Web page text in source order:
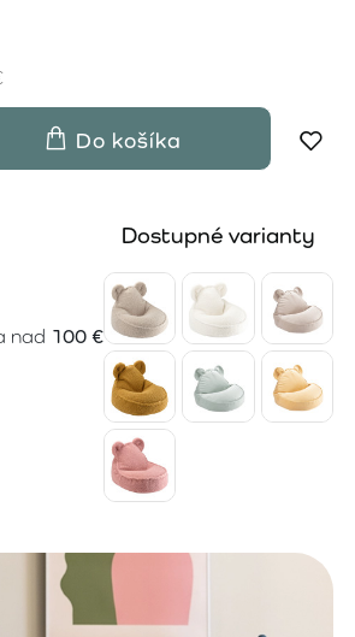
Do košíka
nad 100 €
Dostupné varianty